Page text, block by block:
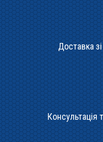
Доставка
Консультація